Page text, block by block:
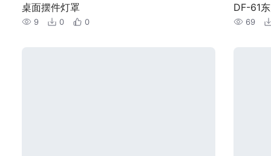
桌面摆件灯罩
9 0 0
DF-61
69